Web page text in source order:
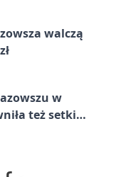
walczą
w
też setki